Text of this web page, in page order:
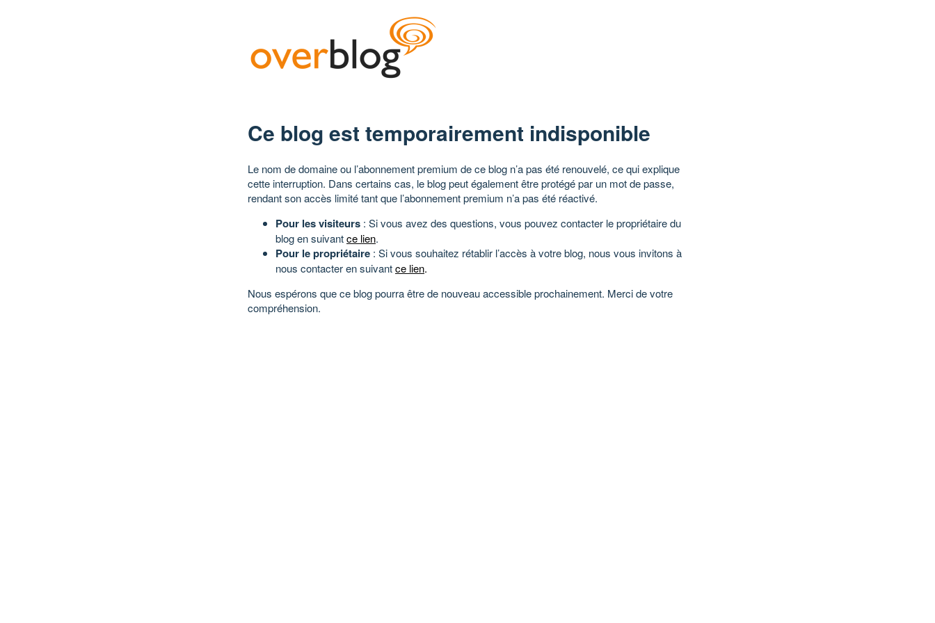
Ce blog est temporairement indisponible
Le nom de domaine ou l’abonnement premium de ce blog n’a pas été renouvelé, ce qui explique
cette interruption. Dans certains cas, le blog peut également être protégé par un mot de passe,
rendant son accès limité tant que l’abonnement premium n’a pas été réactivé.
Pour les visiteurs : Si vous avez des questions, vous pouvez contacter le propriétaire du
blog en suivantce lien.
Pour le propriétaire : Si vous souhaitez rétablir l’accès à votre blog, nous vous invitons à
nous contacter en suivantce lien.
Nous espérons que ce blog pourra être de nouveau accessible prochainement. Merci de votre
compréhension.